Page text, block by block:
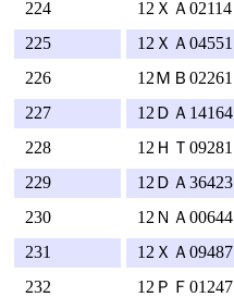
224
12ＸＡ02114
225
12ＸＡ04551
226
12ＭＢ02261
227
12ＤＡ14164
228
12ＨＴ09281
229
12ＤＡ36423
230
12ＮＡ00644
231
12ＸＡ09487
232
12ＰＦ01247